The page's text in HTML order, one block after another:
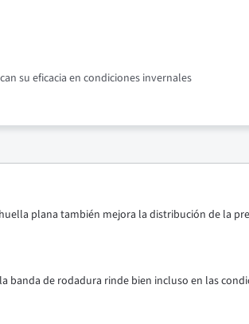
su eficacia en condiciones invernales
plana también mejora la distribución de la
banda de rodadura rinde bien incluso en las